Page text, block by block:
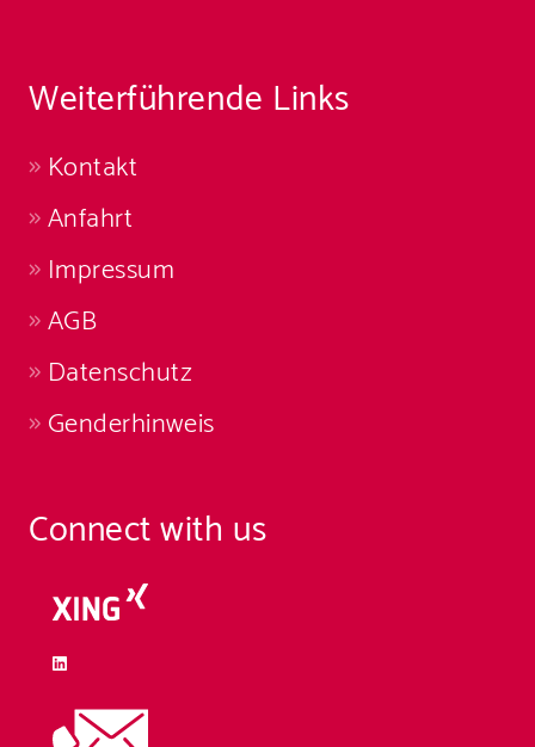
Weiterführende Links
Kontakt
Anfahrt
Impressum
AGB
Datenschutz
Genderhinweis
Connect with us